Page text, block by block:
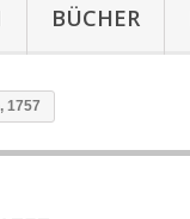
BÜCHER
1757